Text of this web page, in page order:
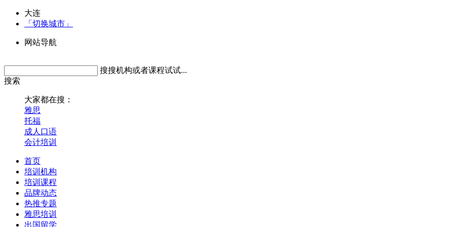
大连
「切换城市」
网站导航
搜搜机构或者课程试试...
搜索
大家都在搜：
雅思
托福
成人口语
会计培训
首页
培训机构
培训课程
品牌动态
热推专题
雅思培训
出国留学